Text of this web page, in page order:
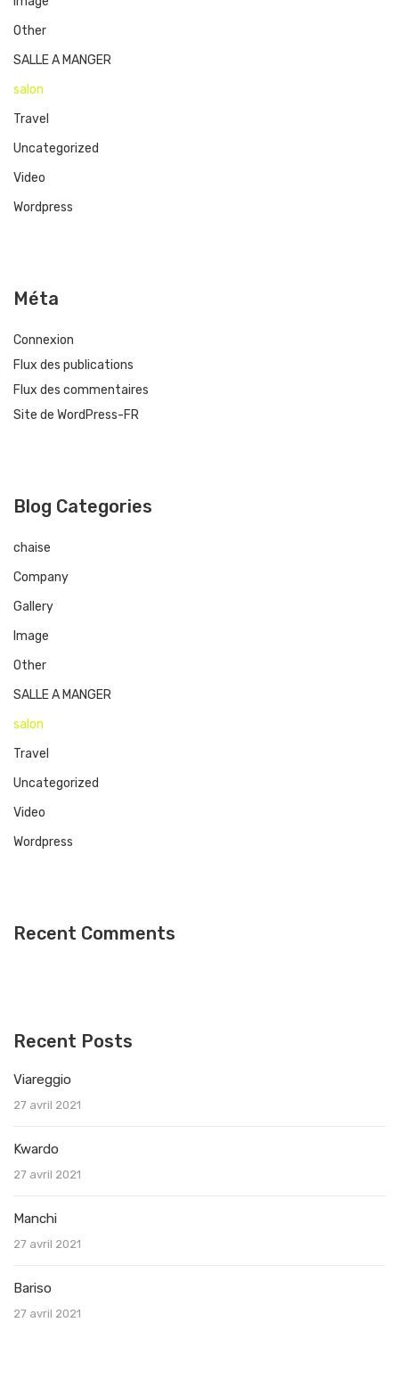
Other
SALLE A MANGER
salon
Travel
Uncategorized
Video
Wordpress
Méta
Connexion
Flux des publications
Flux des commentaires
Site de WordPress-FR
Blog Categories
chaise
Company
Gallery
Image
Other
SALLE A MANGER
salon
Travel
Uncategorized
Video
Wordpress
Recent Comments
Recent Posts
Viareggio
27 avril 2021
Kwardo
27 avril 2021
Manchi
27 avril 2021
Bariso
27 avril 2021